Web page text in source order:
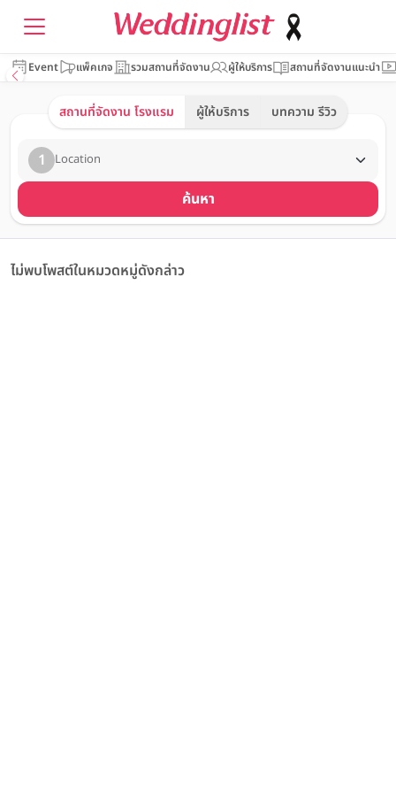
Event แพ็คเกจ รวมสถานที่จัดงาน ผู้ให้บริการ สถานที่จัดงานแนะนำ
สถานที่จัดงาน โรงแรม ผู้ให้บริการ บทความ รีวิว
1 Location
ค้นหา
ไม่พบโพสต์ในหมวดหมู่ดังกล่าว